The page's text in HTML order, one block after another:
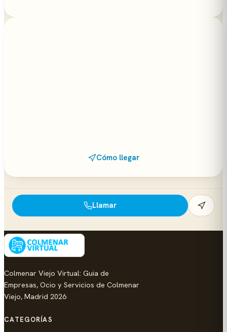
Cómo llegar
Llamar
Colmenar Viejo Virtual: Guia de
Empresas, Ocio y Servicios de Colmenar
Viejo, Madrid 2026
CATEGORÍAS